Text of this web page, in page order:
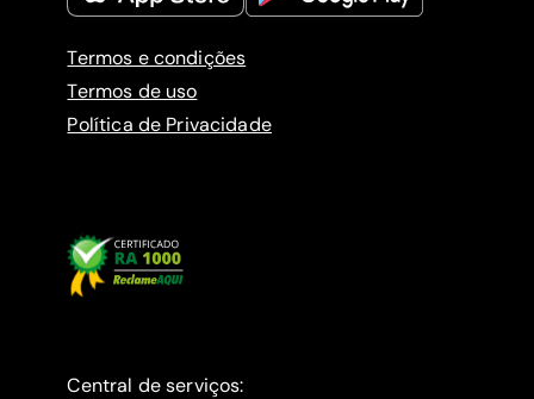
Termos e condições
Termos de uso
Política de Privacidade
Central de serviços: